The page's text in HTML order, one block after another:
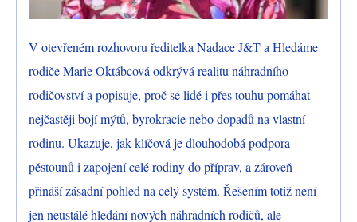
V otevřeném rozhovoru ředitelka Nadace J&T a Hledáme
rodiče Marie Oktábcová odkrývá realitu náhradního
rodičovství a popisuje, proč se lidé i přes touhu pomáhat
nejčastěji bojí mýtů, byrokracie nebo dopadů na vlastní
rodinu. Ukazuje, jak klíčová je dlouhodobá podpora
pěstounů i zapojení celé rodiny do příprav, a zároveň
přináší zásadní pohled na celý systém. Řešením totiž není
jen neustálé hledání nových náhradních rodičů, ale